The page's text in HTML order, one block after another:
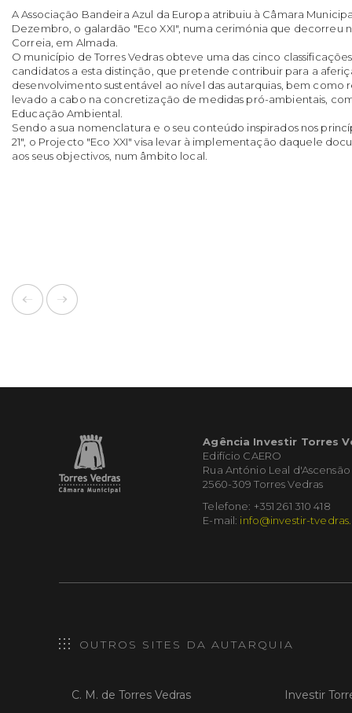
A Associação Bandeira Azul da Europa atribuiu à Câmara
Dezembro, o galardão "Eco XXI", numa cerimónia que decorreu
Correia, em Almada.
O município de Torres Vedras obteve uma das cinco
candidatos a esta distinção, que pretende contribuir para a
desenvolvimento sustentável ao nível das autarquias, bem como
levado a cabo na concretização de medidas pró-ambientais,
Educação Ambiental.
Sendo a sua nomenclatura e o seu conteúdo inspirados nos
21", o Projecto "Eco XXI" visa levar à implementação daquele
aos seus objectivos, num âmbito local.
Agência Investir Torres
Edifício CAERO
Rua António Leal d'Ascensão
2560-309 Torres Vedras
Telefone: +351 261 310 418
E-mail: info@investir-
OUTROS SITES DA AUTARQUIA
C. M. de Torres Vedras Investir